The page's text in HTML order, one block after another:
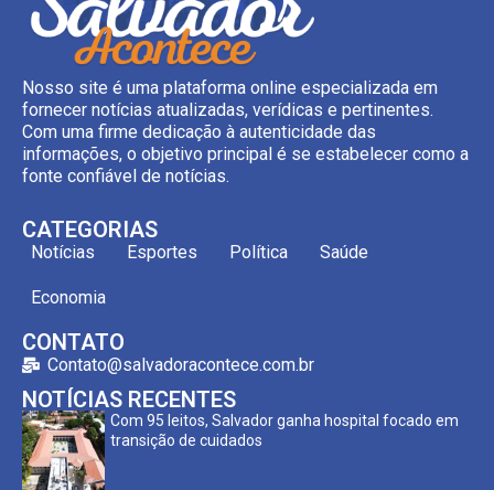
Nosso site é uma plataforma online especializada em
fornecer notícias atualizadas, verídicas e pertinentes.
Com uma firme dedicação à autenticidade das
informações, o objetivo principal é se estabelecer como a
fonte confiável de notícias.
CATEGORIAS
Notícias Esportes Política Saúde
Economia
CONTATO
Contato@salvadoracontece.com.br
NOTÍCIAS RECENTES
Com 95 leitos, Salvador ganha hospital focado em
transição de cuidados